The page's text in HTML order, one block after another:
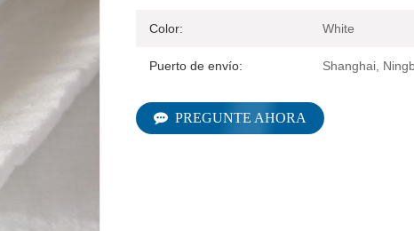
Color: White
Puerto de envío: Shanghai,
PREGUNTE AHORA